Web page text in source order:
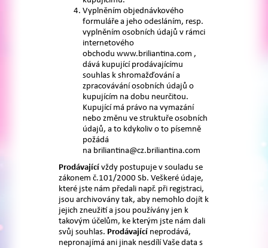
Vyplněním objednávkového
formuláře a jeho odesláním, resp.
vyplněním osobních údajů v rámci
internetového
obchodu www.briliantina.com ,
dává kupující prodávajícímu
souhlas k shromažďování a
zpracovávání osobních údajů o
kupujícím na dobu neurčitou.
Kupující má právo na vymazání
nebo změnu ve struktuře osobních
údajů, a to kdykoliv o to písemně
požádá
na briliantina@cz.briliantina.com
Prodávající vždy postupuje v souladu se
zákonem č.101/2000 Sb. Veškeré údaje,
které jste nám předali např. při registraci,
jsou archivovány tak, aby nemohlo dojít k
jejich zneužití a jsou používány jen k
takovým účelům, ke kterým jste nám dali
svůj souhlas. Prodávající neprodává,
nepronajímá ani jinak nesdílí Vaše data s